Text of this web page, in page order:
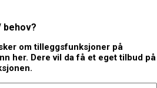
behov?
om tilleggsfunksjoner på
her. Dere vil da få et eget tilbud på